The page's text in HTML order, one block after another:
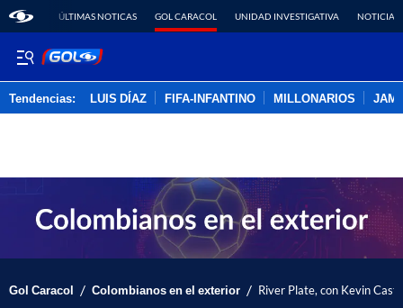
ÚLTIMAS NOTICAS GOL CARACOL UNIDAD INVESTIGATIVA NOTICIAS
Tendencias: LUIS DÍAZ FIFA-INFANTINO MILLONARIOS
Gol Caracol / Colombianos en el exterior / River Plate, con Kevin